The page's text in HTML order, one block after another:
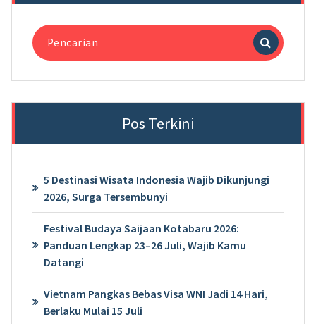
Pencarian
untuk:
Pos Terkini
5 Destinasi Wisata Indonesia Wajib Dikunjungi
2026, Surga Tersembunyi
Festival Budaya Saijaan Kotabaru 2026:
Panduan Lengkap 23–26 Juli, Wajib Kamu
Datangi
Vietnam Pangkas Bebas Visa WNI Jadi 14 Hari,
Berlaku Mulai 15 Juli